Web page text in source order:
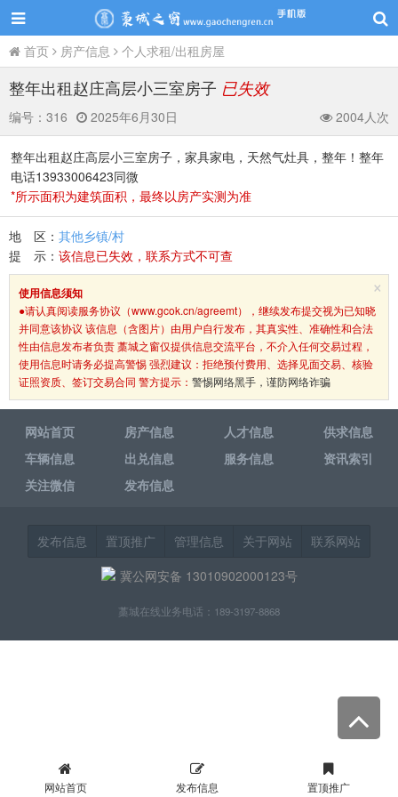
首页 房产信息 个人求租/出租房屋
整年出租赵庄高层小三室房子 已失效
编号： 316 2025年6月30日 2004人次
整年出租赵庄高层小三室房子，家具家电，天然气灶具，整年！整年
电话13933006423同微
*所示面积为建筑面积，最终以房产实测为准
地 区： 其他乡镇/村
提 示： 该信息已失效，联系方式不可查
×
使用信息须知
●请认真阅读服务协议（www.gcok.cn/agreemt），继续发布提交视为已知晓
并同意该协议 该信息（含图片）由用户自行发布，其真实性、准确性和合法
性由信息发布者负责 藁城之窗仅提供信息交流平台，不介入任何交易过程，
使用信息时请务必提高警惕 强烈建议：拒绝预付费用、选择见面交易、核验
证照资质、签订交易合同 警方提示： 警惕网络黑手，谨防网络诈骗
网站首页 房产信息 人才信息
供求信息
车辆信息
出兑信息 服务信息
资讯索引
关注微信
发布信息
发布信息 置顶推广 管理信息 关于网站
联系网站
冀公网安备 13010902000123号
藁城在线业务电话：189-3197-8868
网站首页 发布信息 置顶推广